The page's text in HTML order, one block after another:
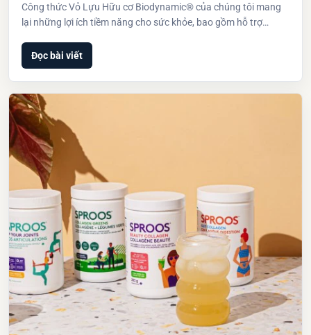
Công thức Vỏ Lựu Hữu cơ Biodynamic® của chúng tôi mang
lại những lợi ích tiềm năng cho sức khỏe, bao gồm hỗ trợ…
Đọc bài viết